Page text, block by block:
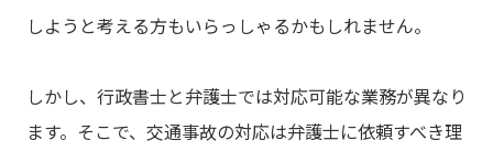
しようと考える方もいらっしゃるかもしれません。
しかし、行政書士と弁護士では対応可能な業務が異なり
ます。そこで、交通事故の対応は弁護士に依頼すべき理